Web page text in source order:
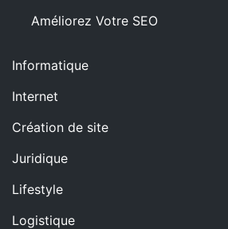
Améliorez Votre SEO
Informatique
Internet
Création de site
Juridique
Lifestyle
Logistique